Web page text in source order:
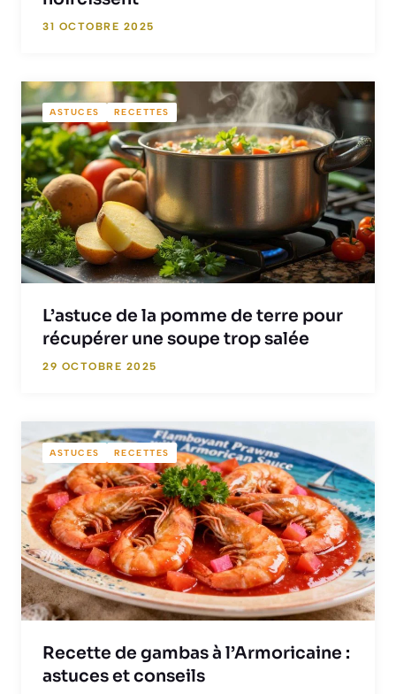
31 OCTOBRE 2025
ASTUCES RECETTES
L’astuce de la pomme de terre pour
récupérer une soupe trop salée
29 OCTOBRE 2025
ASTUCES RECETTES
Recette de gambas à l’Armoricaine :
astuces et conseils